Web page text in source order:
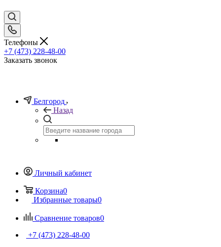
Телефоны
+7 (473) 228-48-00
Заказать звонок
Белгород
Назад
Личный кабинет
Корзина0
Избранные товары0
Сравнение товаров0
+7 (473) 228-48-00